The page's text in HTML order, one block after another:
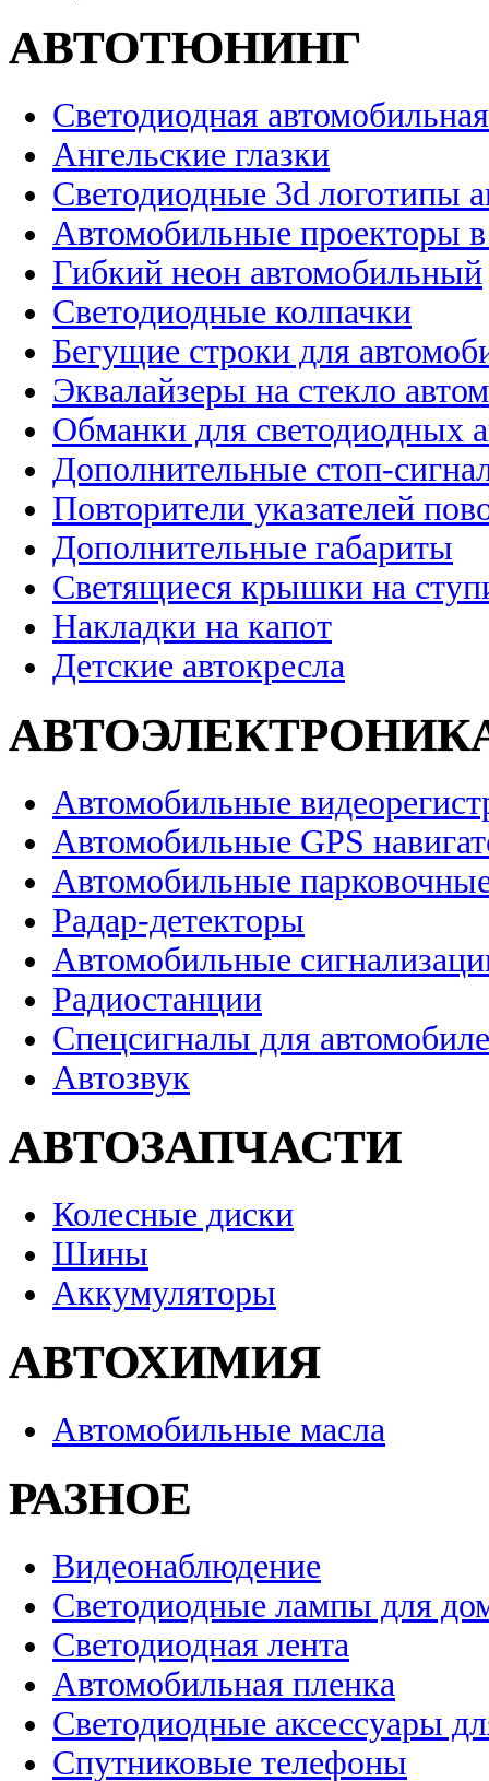
АВТОТЮНИНГ
Светодиодная
Ангельские глазки
Светодиодные 3d логотипы
Автомобильные проекторы
Гибкий неон автомобильный
Светодиодные колпачки
Бегущие строки для
Эквалайзеры на стекло
Обманки для светодиодных
Дополнительные стоп-
Повторители указателей
Дополнительные габариты
Светящиеся крышки на
Накладки на капот
Детские автокресла
Автомобильные
Автомобильные GPS
Автомобильные
Радар-детекторы
Автомобильные
Радиостанции
Спецсигналы для
Автозвук
АВТОЗАПЧАСТИ
Колесные диски
Шины
Аккумуляторы
АВТОХИМИЯ
Автомобильные масла
РАЗНОЕ
Видеонаблюдение
Светодиодные лампы для
Светодиодная лента
Автомобильная пленка
Светодиодные аксессуары
Спутниковые телефоны